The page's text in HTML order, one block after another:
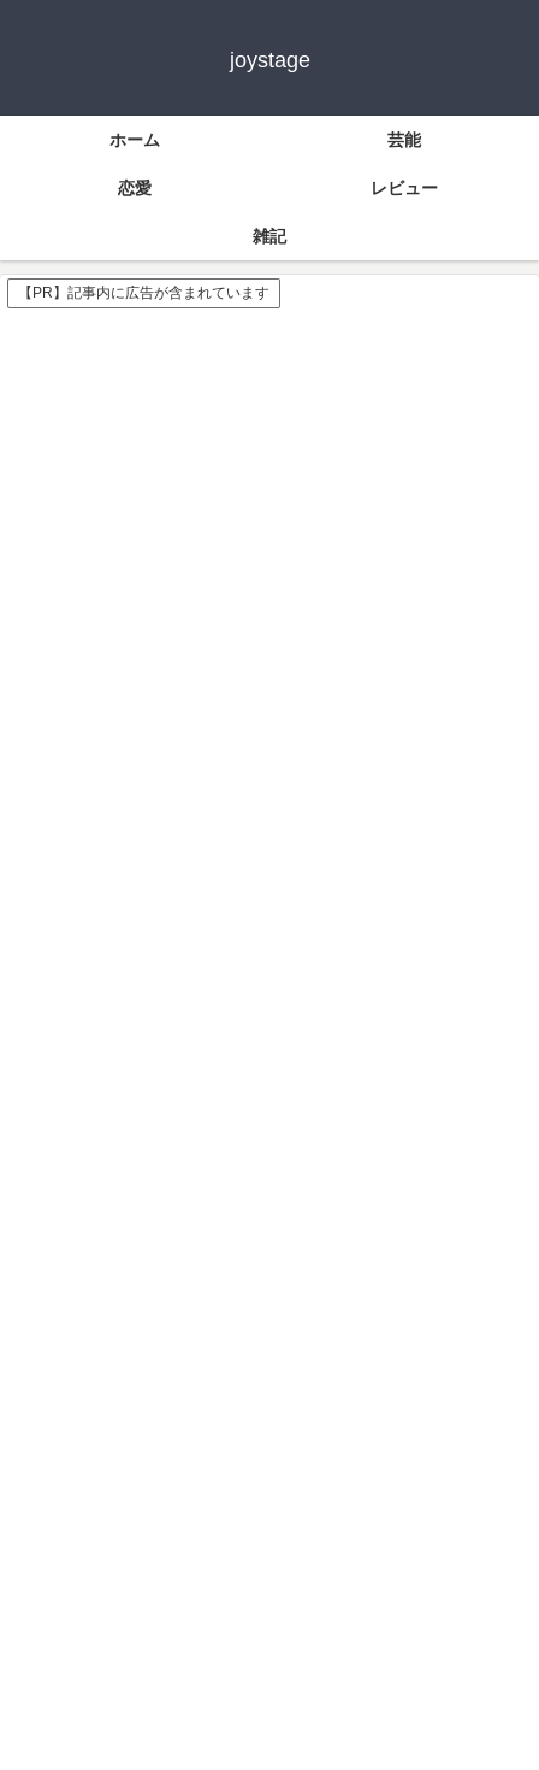
joystage
ホーム 芸能
恋愛 レビュー
雑記
【PR】記事内に広告が含まれています